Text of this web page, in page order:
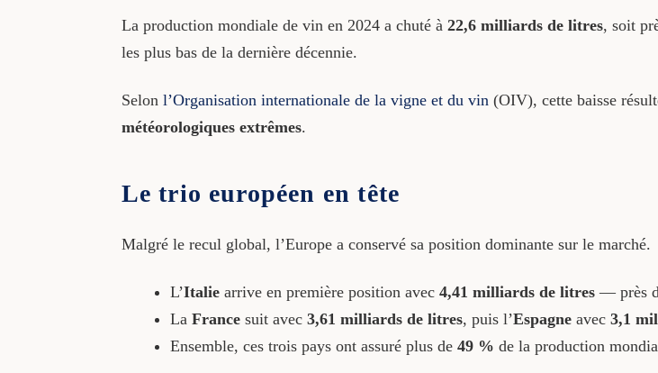
La production mondiale de vin en 2024 a chuté à 22,6 milliards de litres, soit
les plus bas de la dernière décennie.
Selon l’Organisation internationale de la vigne et du vin(OIV), cette baisse
météorologiques extrêmes.
Le trio européen en tête
Malgré le recul global, l’Europe a conservé sa position dominante sur le marché.
L’Italiearrive en première position avec 4,41 milliards de litres— près
La Francesuit avec 3,61 milliards de litres, puis l’Espagneavec 3,1
Ensemble, ces trois pays ont assuré plus de 49 % de la production